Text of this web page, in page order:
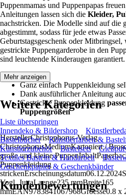
Puppenmamas und Puppenpapas
Anleitungen lassen sich die Kleider,
nachstricken. Die Modelle sind auf die
abgestimmt, sodass für jede etwas
Geburtstagsgeschenk oder
gestrickte Puppengarderobe in den
sind leuchtende Kinderaugen garantiert.
Ganz einfach Puppenkleidung
Dank ausführlicher Anleitung
Gestrickte Puppenkleidung
Puppengrößen
HerstellerChristophorus-Verlag
ChristophorusMediumKartoniert /
große und kleine
Puppenkleidung
Vogl, JuttaLaenge235 mmBreite165
mmEAN9783841067968Groesse0.8 x
Mehr anzeigen
Weitere Kategorien
Liste überspringen
Innendeko & Bildershop
Bastelbücher
Künstlerfarben &
Künstlerzubehör
Bastelsets
Textiles Basteln & Handarbeit
Geschenkpapier & Geschenkbänder
Kundenbewertungen